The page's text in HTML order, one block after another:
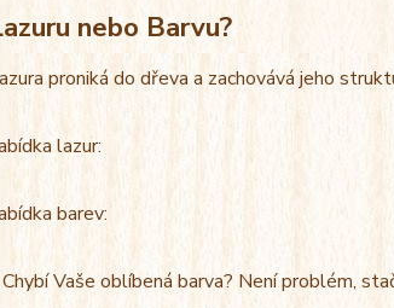
nebo Barvu?
proniká do dřeva a zachovává jeho
lazur:
barev:
Chybí Vaše oblíbená barva? Není problém,